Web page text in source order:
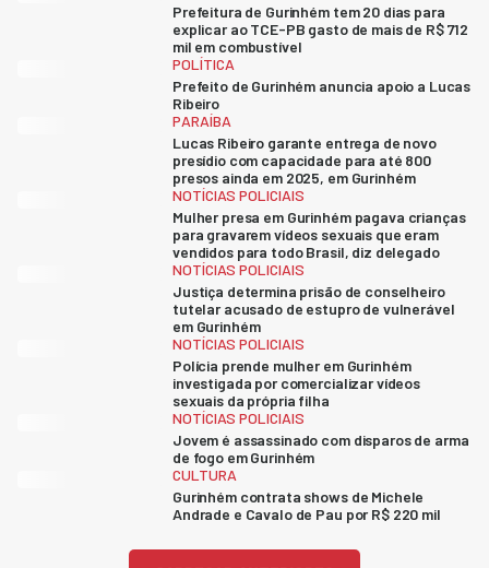
Prefeitura de Gurinhém tem 20 dias para
explicar ao TCE-PB gasto de mais de R$ 712
mil em combustível
POLÍTICA
Prefeito de Gurinhém anuncia apoio a Lucas
Ribeiro
PARAÍBA
Lucas Ribeiro garante entrega de novo
presídio com capacidade para até 800
presos ainda em 2025, em Gurinhém
NOTÍCIAS POLICIAIS
Mulher presa em Gurinhém pagava crianças
para gravarem vídeos sexuais que eram
vendidos para todo Brasil, diz delegado
NOTÍCIAS POLICIAIS
Justiça determina prisão de conselheiro
tutelar acusado de estupro de vulnerável
em Gurinhém
NOTÍCIAS POLICIAIS
Polícia prende mulher em Gurinhém
investigada por comercializar vídeos
sexuais da própria filha
NOTÍCIAS POLICIAIS
Jovem é assassinado com disparos de arma
de fogo em Gurinhém
CULTURA
Gurinhém contrata shows de Michele
Andrade e Cavalo de Pau por R$ 220 mil